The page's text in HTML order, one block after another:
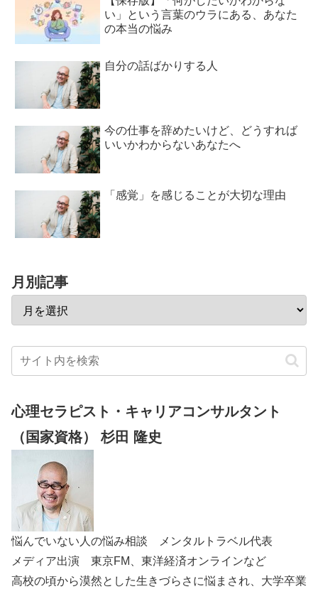
い」という言葉のウラにある、あなた
の本当の悩み
自分の話ばかりする人
今の仕事を辞めたいけど、どうすれば
いいかわからないあなたへ
「感覚」を感じることが大切な理由
月別記事
心理セラピスト・キャリアコンサルタント
（国家資格） 杉田 隆史
悩んでいない人の悩み相談 メンタルトラベル代表
メディア出演 東京FM、東洋経済オンラインなど
高校の頃から漠然とした生きづらさに悩まされ、大学卒業